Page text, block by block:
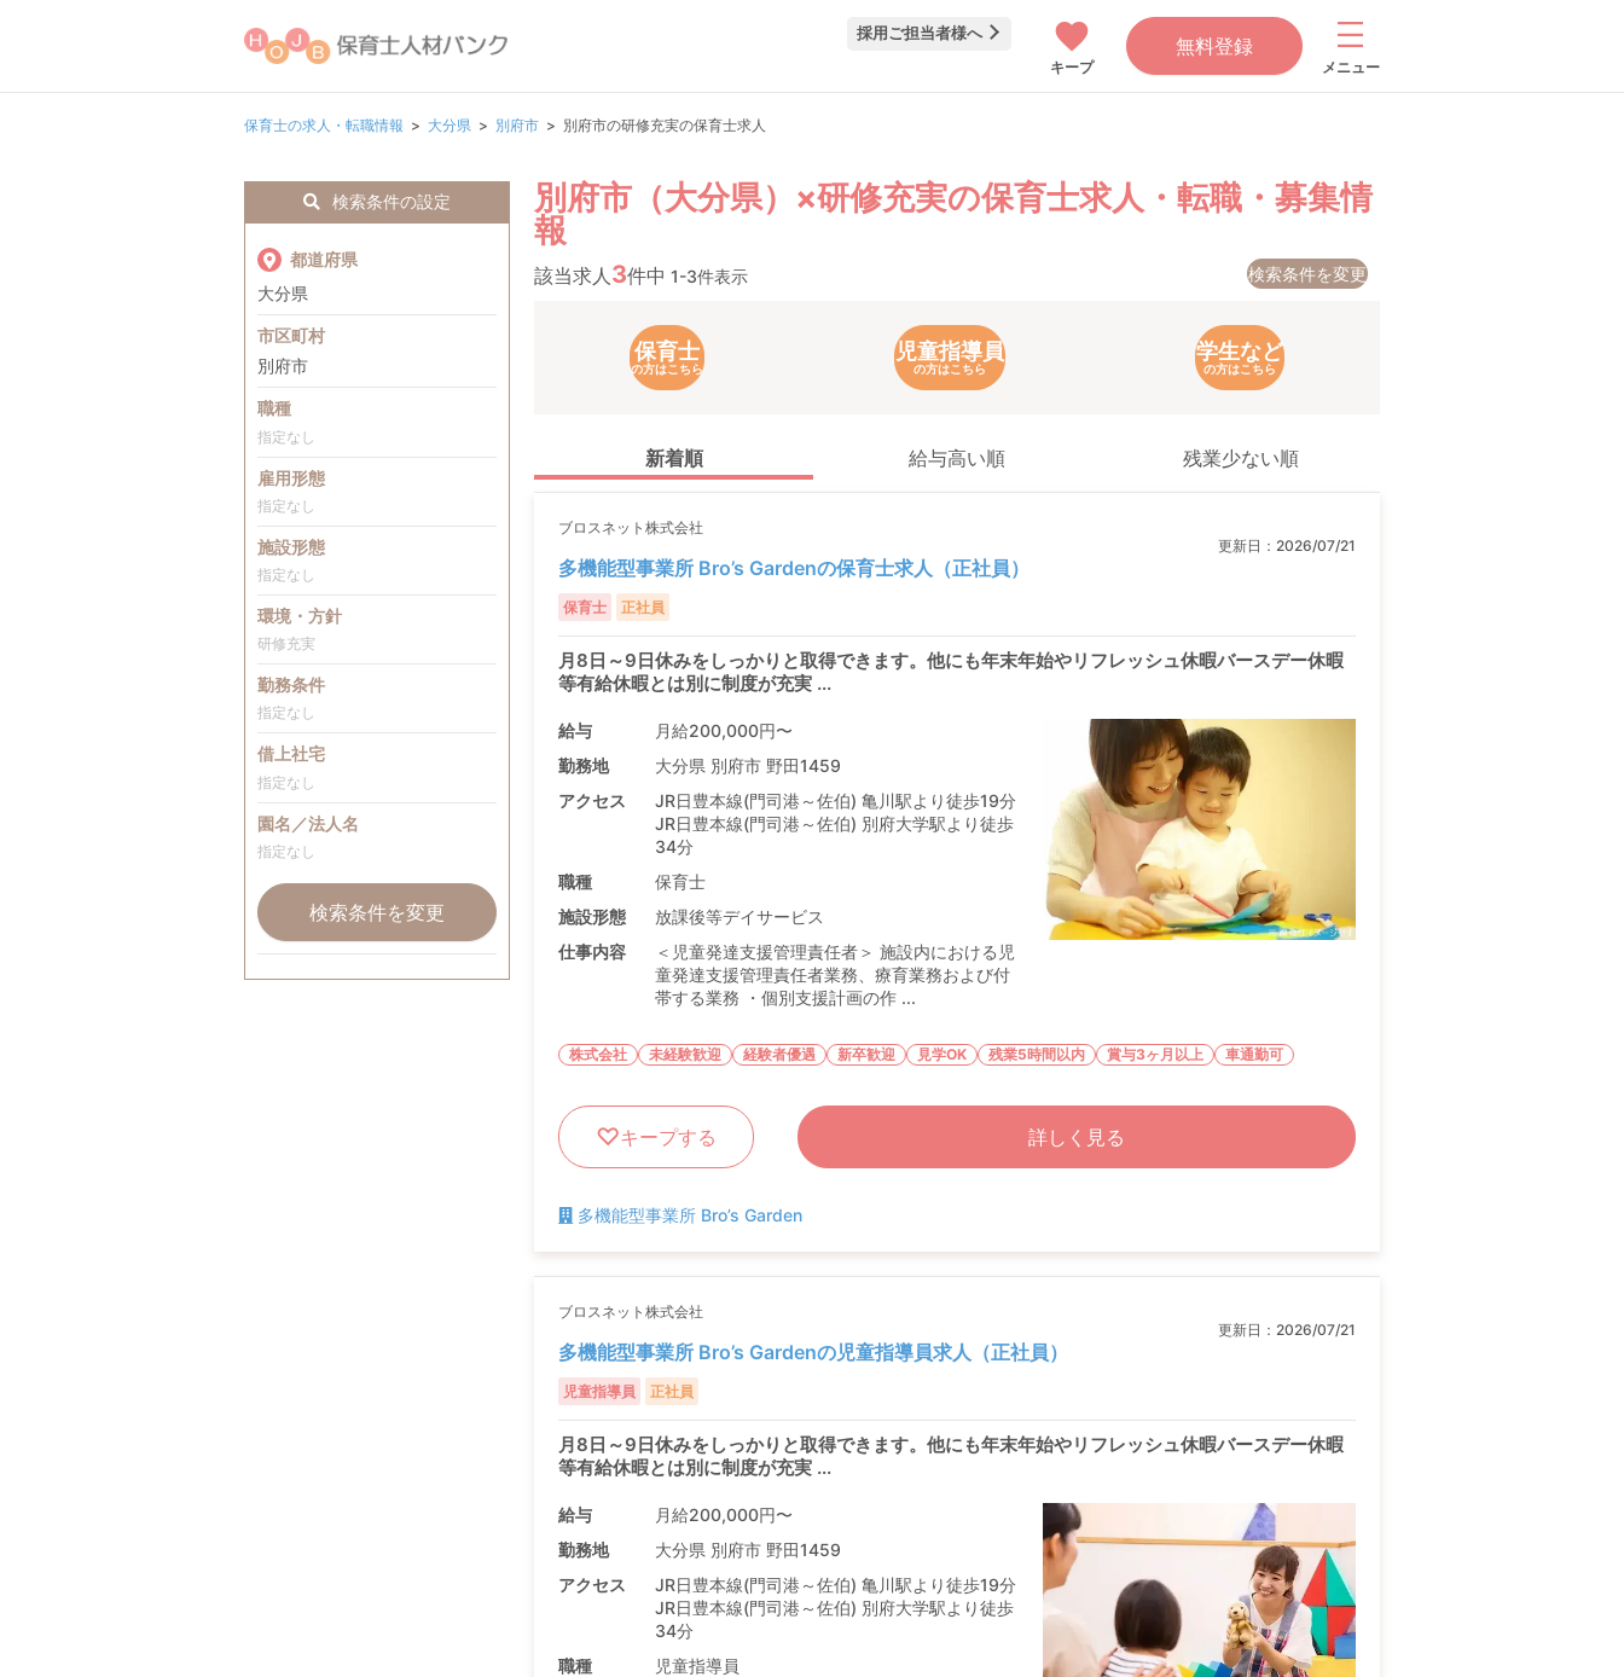
採用ご担当者様へ
キープ
無料登録
メニュー
保育士の求人・転職情報 大分県 別府市 別府市の研修充実の保育士求人
別府市（大分県）×研修充実の保育士求人・転職・募集情
報
該当求人 3件中 1-3件表示 検索条件を変更
保育士
の方はこちら
児童指導員
の方はこちら
学生など
の方はこちら
新着順 給与高い順 残業少ない順
ブロスネット株式会社
更新日： 2026/07/21
多機能型事業所 Bro’s Gardenの保育士求人（正社員）
保育士 正社員
月8日～9日休みをしっかりと取得できます。他にも年末年始やリフレッシュ休暇バースデー休暇
等有給休暇とは別に制度が充実 ...
給与
月給200,000円〜
勤務地
大分県 別府市 野田1459
アクセス
JR日豊本線(門司港～佐伯) 亀川駅より徒歩19分
JR日豊本線(門司港～佐伯) 別府大学駅より徒歩
34分
職種
保育士
施設形態
放課後等デイサービス
仕事内容
＜児童発達支援管理責任者＞ 施設内における児
童発達支援管理責任者業務、療育業務および付
帯する業務 ・個別支援計画の作 ...
株式会社 未経験歓迎 経験者優遇 新卒歓迎 見学OK 残業5時間以内 賞与3ヶ月以上 車通勤可
キープする 詳しく見る
多機能型事業所 Bro’s Garden
ブロスネット株式会社
更新日： 2026/07/21
多機能型事業所 Bro’s Gardenの児童指導員求人（正社員）
児童指導員 正社員
月8日～9日休みをしっかりと取得できます。他にも年末年始やリフレッシュ休暇バースデー休暇
等有給休暇とは別に制度が充実 ...
給与
月給200,000円〜
勤務地
大分県 別府市 野田1459
アクセス
JR日豊本線(門司港～佐伯) 亀川駅より徒歩19分
JR日豊本線(門司港～佐伯) 別府大学駅より徒歩
34分
職種
児童指導員
検索条件の設定
都道府県
大分県
市区町村
別府市
職種
指定なし
雇用形態
指定なし
施設形態
指定なし
環境・方針
研修充実
勤務条件
指定なし
借上社宅
指定なし
園名／法人名
指定なし
検索条件を変更